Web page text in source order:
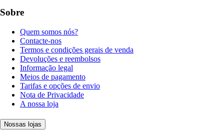
Sobre
Quem somos nós?
Contacte-nos
Termos e condições gerais de venda
Devoluções e reembolsos
Informação legal
Meios de pagamento
Tarifas e opções de envio
Nota de Privacidade
A nossa loja
Nossas lojas